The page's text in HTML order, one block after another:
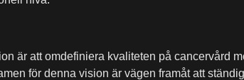
är att omdefiniera kvaliteten på cancervård
för denna vision är vägen framåt att